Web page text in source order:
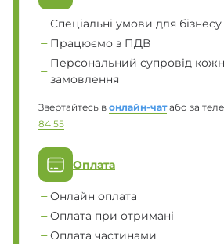
Спеціальні умови для бізнесу
Працюємо з ПДВ
Персональний супровід
замовлення
Звертайтесь в онлайн-чат або за
84 55
Оплата
Онлайн оплата
Оплата при отримані
Оплата частинами